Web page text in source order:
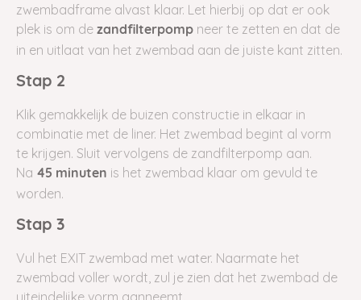
zwembadframe alvast klaar. Let hierbij op dat er ook
plek is om de zandfilterpomp neer te zetten en dat de
in en uitlaat van het zwembad aan de juiste kant zitten.
Stap 2
Klik gemakkelijk de buizen constructie in elkaar in
combinatie met de liner. Het zwembad begint al vorm
te krijgen. Sluit vervolgens de zandfilterpomp aan.
Na 45 minuten is het zwembad klaar om gevuld te
worden.
Stap 3
Vul het EXIT zwembad met water. Naarmate het
zwembad voller wordt, zul je zien dat het zwembad de